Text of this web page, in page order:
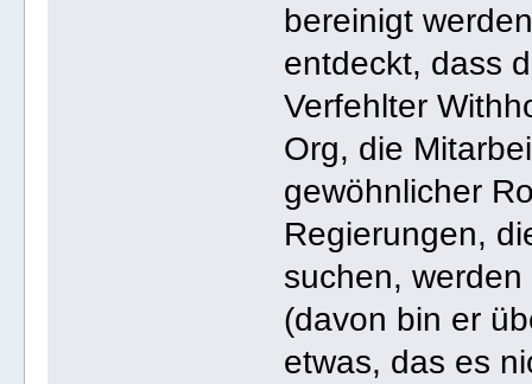
bereinigt
entdeckt, dass
Verfehlter
Org, die
gewöhnlicher
Regierungen,
suchen,
(davon bin er
etwas, das es